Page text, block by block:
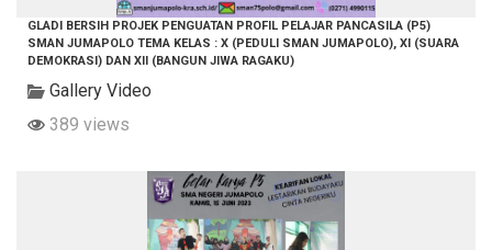
GLADI BERSIH PROJEK PENGUATAN PROFIL PELAJAR PANCASILA (P5)
SMAN JUMAPOLO TEMA KELAS : X (PEDULI SMAN JUMAPOLO), XI (SUARA
DEMOKRASI) DAN XII (BANGUN JIWA RAGAKU)
Gallery Video
389 views